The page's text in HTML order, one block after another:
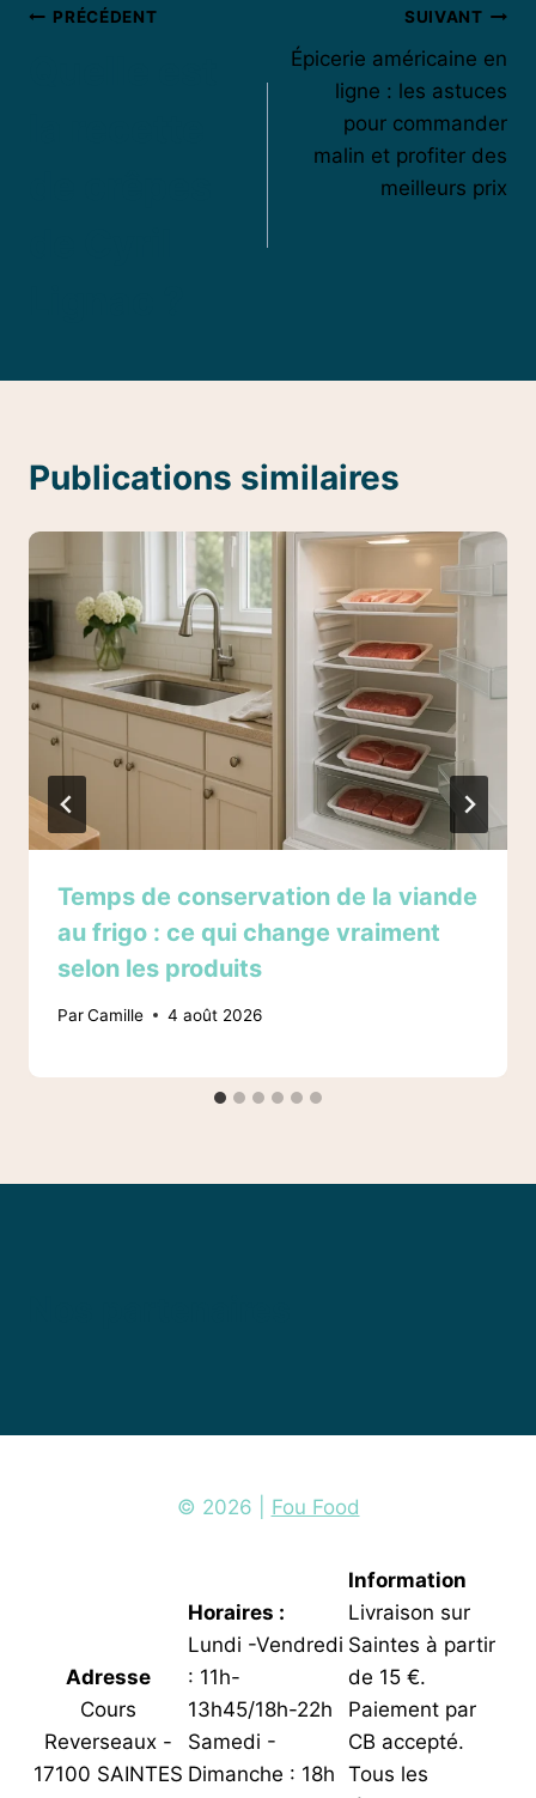
Navigation
PRÉCÉDENT SUIVANT
Épicerie américaine en
ligne : les astuces
pour commander
malin et profiter des
meilleurs prix
Publications similaires
Temps de conservation de la viande
au frigo : ce qui change vraiment
selon les produits
ParCamille 4 août 2026
© 2026 | Fou Food
Adresse
Cours
Reverseaux -
17100 SAINTES
Horaires :
Lundi -Vendredi
: 11h-
13h45/18h-22h
Samedi -
Dimanche : 18h
Information
Livraison sur
Saintes à partir
de 15 €.
Paiement par
CB accepté.
Tous les